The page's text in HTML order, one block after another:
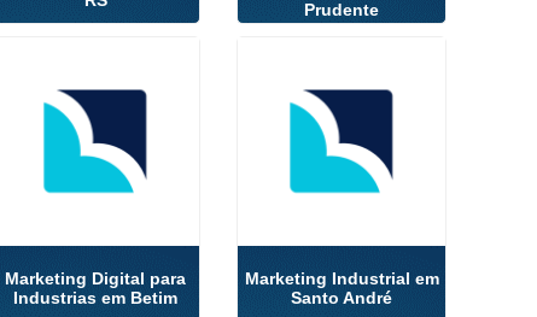
Prudente
Marketing Digital para
Industrias em Betim
Marketing Industrial em
Santo André